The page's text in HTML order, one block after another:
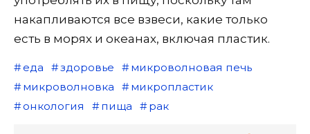
накапливаются все взвеси, какие только
есть в морях и океанах, включая пластик.
еда здоровье
микроволновая печь
микроволновка
микропластик
онкология
пища рак